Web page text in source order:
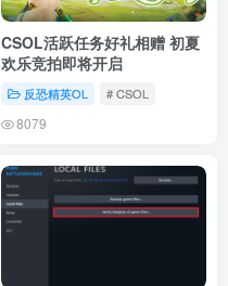
CSOL活跃任务好礼相赠 初夏
欢乐竞拍即将开启
反恐精英OL # CSOL
8079